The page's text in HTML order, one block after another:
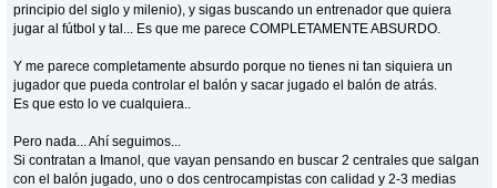
principio del siglo y milenio), y sigas buscando un entrenador que quiera
jugar al fútbol y tal... Es que me parece COMPLETAMENTE ABSURDO.
Y me parece completamente absurdo porque no tienes ni tan siquiera un
jugador que pueda controlar el balón y sacar jugado el balón de atrás.
Es que esto lo ve cualquiera..
Pero nada... Ahí seguimos...
Si contratan a Imanol, que vayan pensando en buscar 2 centrales que salgan
con el balón jugado, uno o dos centrocampistas con calidad y 2-3 medias